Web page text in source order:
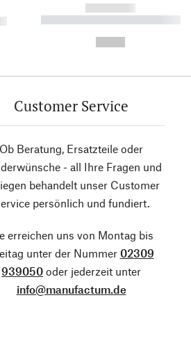
------------
----------- ----------- ----------
Customer Service
Ob Beratung, Ersatzteile oder
- all Ihre Fragen und
behandelt unser Customer
persönlich und fundiert.
erreichen uns von Montag bis
unter der Nummer 02309
939050 oder jederzeit unter
info@manufactum.de